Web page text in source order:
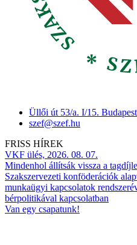
Üllői út 53/a. I/15.
szef@szef.hu
FRISS HÍREK
VKF ülés, 2026. 08. 07.
Mindenhol állítsák vissza a
Szakszervezeti konföderációk
munkaügyi kapcsolatok
bérpolitikával kapcsolatban
Van egy csapatunk!